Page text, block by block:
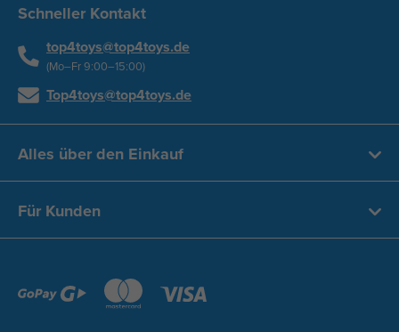
Schneller Kontakt
top4toys@top4toys.de
(Mo–Fr 9:00–15:00)
Top4toys@top4toys.de
Alles über den Einkauf
Für Kunden